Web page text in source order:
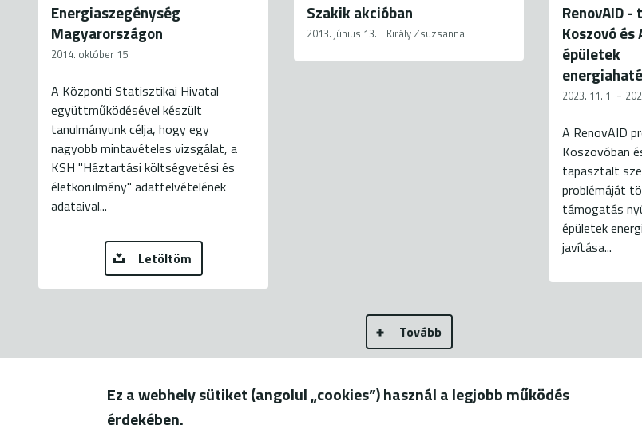
Energiaszegénység
Magyarországon
2014. október 15.
A Központi Statisztikai Hivatal
együttműködésével készült
tanulmányunk célja, hogy egy
nagyobb mintavételes vizsgálat, a
KSH "Háztartási költségvetési és
életkörülmény" adatfelvételének
adataival...
Letöltöm
Szakik akcióban
2013. június 13. Király Zsuzsanna
RenovAID
Koszovó és
épületek
2023. 11. 1. -
A RenovAID
Koszovóban
tapasztalt
problémáját
támogatás
épületek
javítása...
Tovább
1056 Budapest, Szerb u. 17-19. +36 20 544-7100 (H-P: 9-18)
Ez a webhely sütiket (angolul „cookies”) használ a legjobb működés
érdekében.